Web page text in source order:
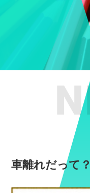
車離れだって？